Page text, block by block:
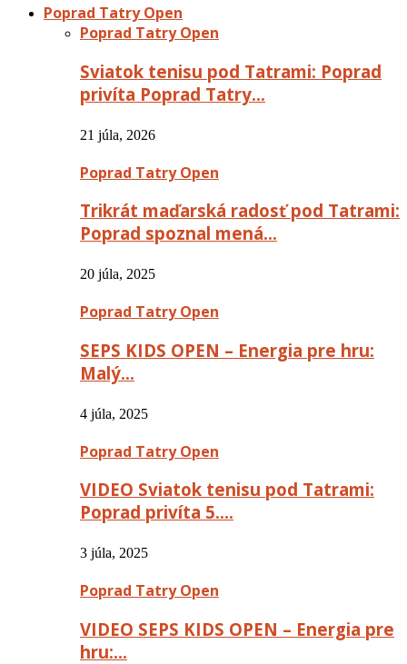
Poprad Tatry Open
Poprad Tatry Open
Sviatok tenisu pod Tatrami: Poprad
privíta Poprad Tatry…
21 júla, 2026
Poprad Tatry Open
Trikrát maďarská radosť pod Tatrami:
Poprad spoznal mená…
20 júla, 2025
Poprad Tatry Open
SEPS KIDS OPEN – Energia pre hru:
Malý…
4 júla, 2025
Poprad Tatry Open
VIDEO Sviatok tenisu pod Tatrami:
Poprad privíta 5….
3 júla, 2025
Poprad Tatry Open
VIDEO SEPS KIDS OPEN – Energia pre
hru:…